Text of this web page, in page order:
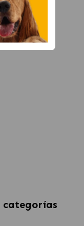
categorías